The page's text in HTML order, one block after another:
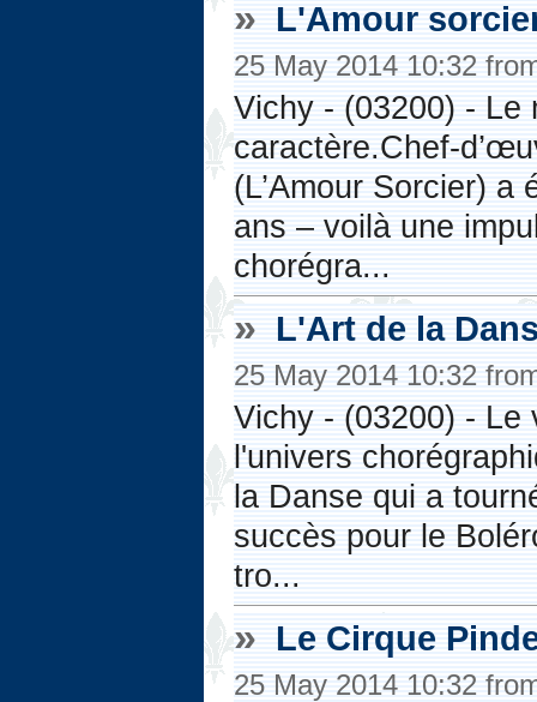
» L'Amour
25 May 2014 10:32
Vichy - (03200) - Le
caractère.Chef-
(L’Amour Sorcier)
ans – voilà une
chorégra...
» L'Art de la
25 May 2014 10:32
Vichy - (03200) - Le
l'univers
la Danse qui a
succès pour le
tro...
» Le Cirque
25 May 2014 10:32